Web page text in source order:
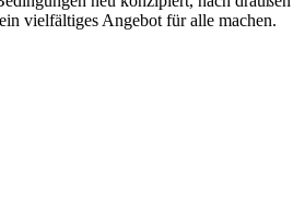
vielfältiges Angebot für alle machen.